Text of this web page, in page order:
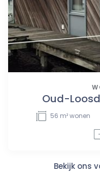
Oud-
56 m² wonen
Bekijk ons